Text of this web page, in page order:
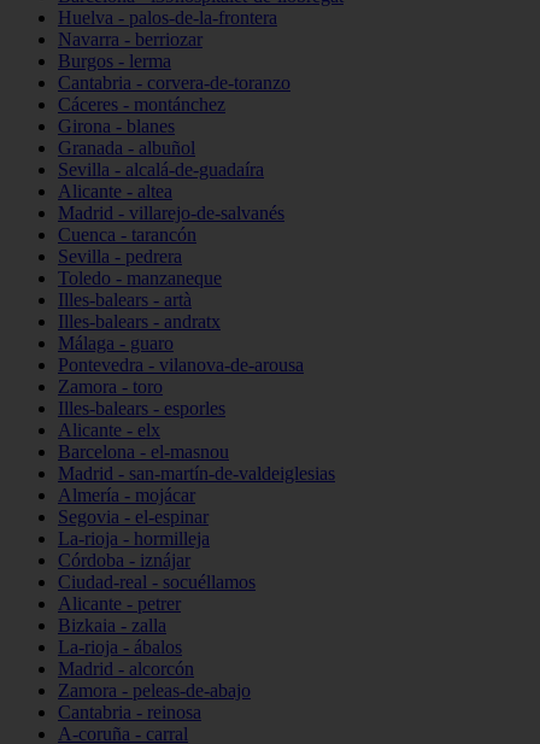
Huelva - palos-de-la-frontera
Navarra - berriozar
Burgos - lerma
Cantabria - corvera-de-toranzo
Cáceres - montánchez
Girona - blanes
Granada - albuñol
Sevilla - alcalá-de-guadaíra
Alicante - altea
Madrid - villarejo-de-salvanés
Cuenca - tarancón
Sevilla - pedrera
Toledo - manzaneque
Illes-balears - artà
Illes-balears - andratx
Málaga - guaro
Pontevedra - vilanova-de-arousa
Zamora - toro
Illes-balears - esporles
Alicante - elx
Barcelona - el-masnou
Madrid - san-martín-de-valdeiglesias
Almería - mojácar
Segovia - el-espinar
La-rioja - hormilleja
Córdoba - iznájar
Ciudad-real - socuéllamos
Alicante - petrer
Bizkaia - zalla
La-rioja - ábalos
Madrid - alcorcón
Zamora - peleas-de-abajo
Cantabria - reinosa
A-coruña - carral